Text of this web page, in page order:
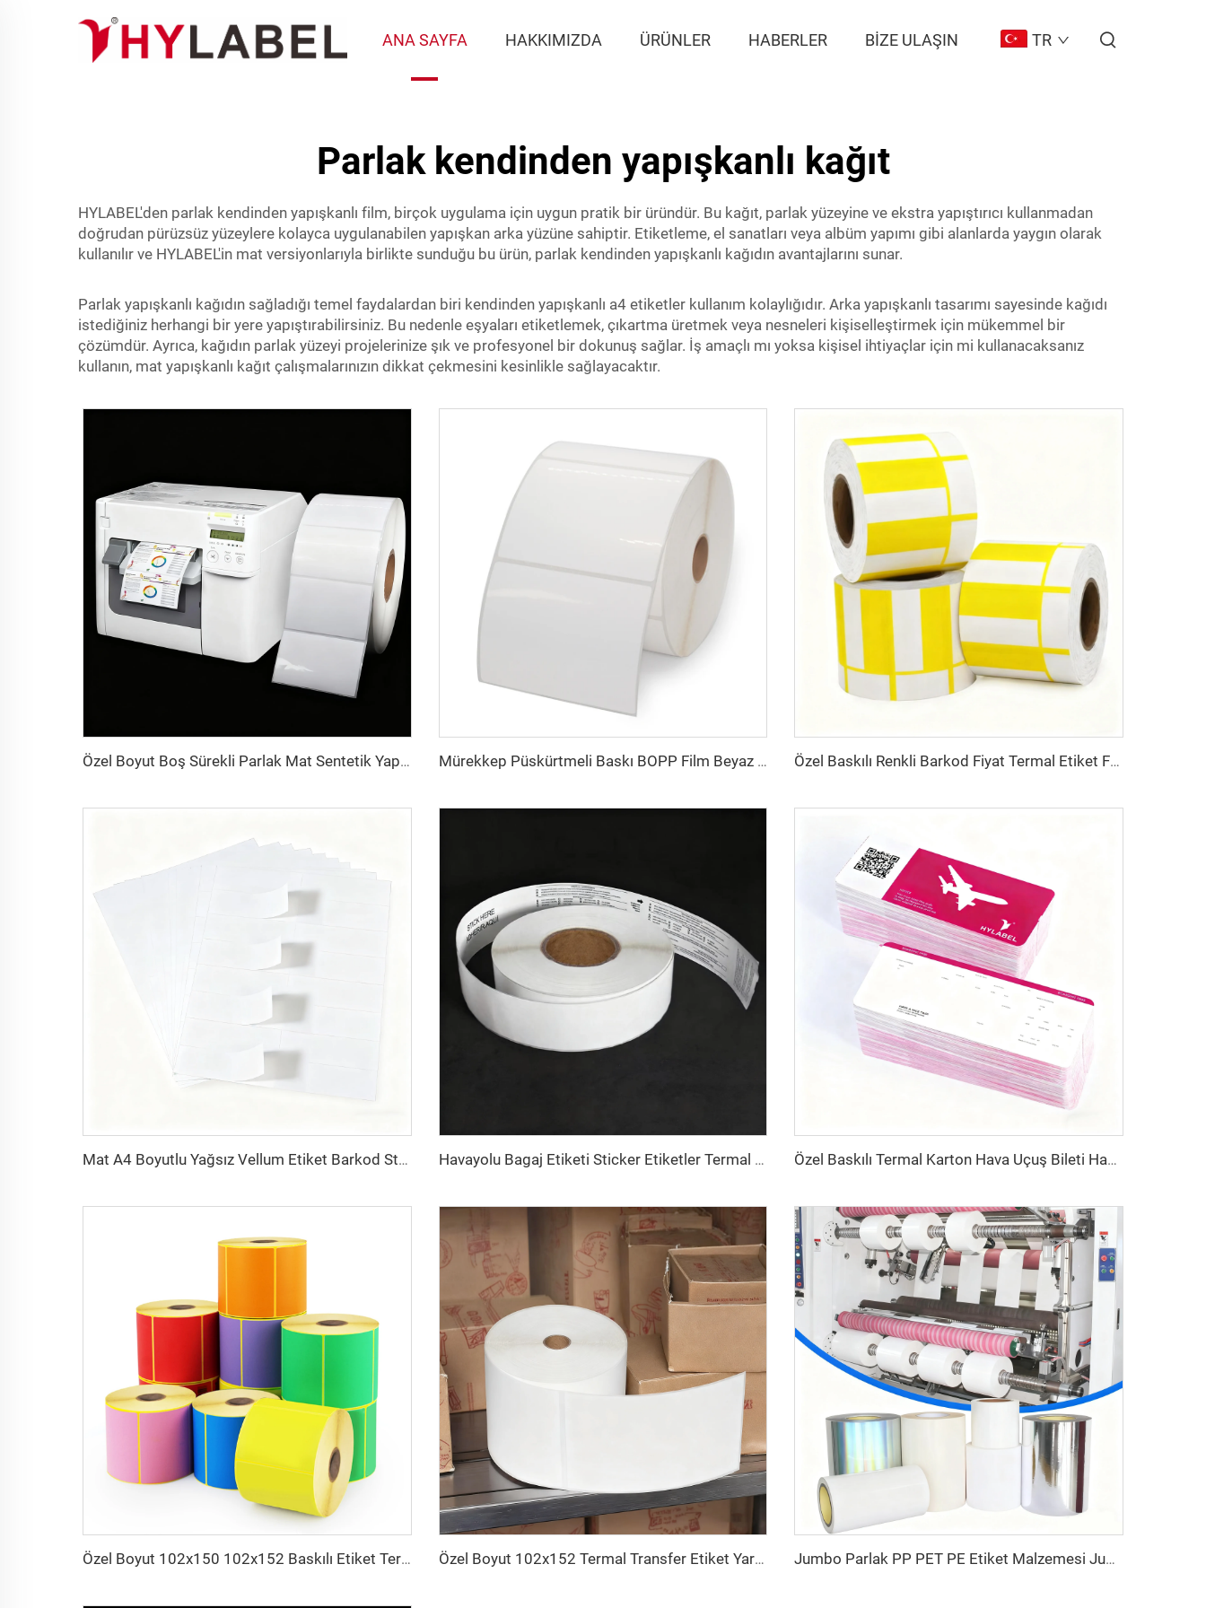
ANA SAYFA HAKKIMIZDA ÜRÜNLER HABERLER BIZE ULAŞIN TR
Parlak kendinden yapışkanlı kağıt
HYLABEL'den parlak kendinden yapışkanlı film, birçok uygulama için uygun pratik bir üründür. Bu kağıt, parlak yüzeyine ve ekstra yapıştırıcı kullanmadan
doğrudan pürüzsüz yüzeylere kolayca uygulanabilen yapışkan arka yüzüne sahiptir. Etiketleme, el sanatları veya albüm yapımı gibi alanlarda yaygın olarak
kullanılır ve HYLABEL'in mat versiyonlarıyla birlikte sunduğu bu ürün, parlak kendinden yapışkanlı kağıdın avantajlarını sunar.
Parlak yapışkanlı kağıdın sağladığı temel faydalardan biri kendinden yapışkanlı a4 etiketler kullanım kolaylığıdır. Arka yapışkanlı tasarımı sayesinde kağıdı
istediğiniz herhangi bir yere yapıştırabilirsiniz. Bu nedenle eşyaları etiketlemek, çıkartma üretmek veya nesneleri kişiselleştirmek için mükemmel bir
çözümdür. Ayrıca, kağıdın parlak yüzeyi projelerinize şık ve profesyonel bir dokunuş sağlar. İş amaçlı mı yoksa kişisel ihtiyaçlar için mi kullanacaksanız
kullanın, mat yapışkanlı kağıt çalışmalarınızın dikkat çekmesini kesinlikle sağlayacaktır.
Özel Boyut Boş Sürekli Parlak Mat Sentetik Yapışkanlı Mürekkep Püskürtmeli Etiket Rulosu 102 mm 216 mm Mürekkep Püskürtmeli Sticker Mürekkep Püskürtmeli Baskı BOPP Film Beyaz BOPP Etiketler PP Sticker Sentetik Kağıt Dondurucu Etiket Sticker Özel Baskılı Renkli Barkod Fiyat Termal Etiket Fiyat Etiketi Termal Üst Karton Kağıt Süpermarket İçin
Mat A4 Boyutlu Yağsız Vellum Etiket Barkod Sticker Etiket 8.5x11inç A4 Etiket Sayfası Lazer Yazıcı ve Mürekkep Püskürtmeli Yazıcı İçin Havayolu Bagaj Etiketi Sticker Etiketler Termal Sentetik Kağıt Doğrudan Termal BOPP Film Bagaj Etiketi Bagaj Etiketleri İçin Özel Baskılı Termal Karton Hava Uçuş Bileti Havayolu Bileti Bindirme Girişi Kağıt Uçuş Biletleri
Özel Boyut 102x150 102x152 Baskılı Etiket Termal Transfer Kargo Sticker Yapışkanlı Etiket 4x6 İnç Sevkiyat Termal Renkli Etiket Özel Boyut 102x152 Termal Transfer Etiket Yarı Parlak Kağıt Transfer Yapışkanlı Kargo Etiketi 4x6 Sevkiyat Termal Etiket Sticker Jumbo Parlak PP PET PE Etiket Malzemesi Jumbo Film Kendinden Yapışkanlı Kağıt Polietilen Çıkartma Stok Sentetik Etiket Jumbo Rulo